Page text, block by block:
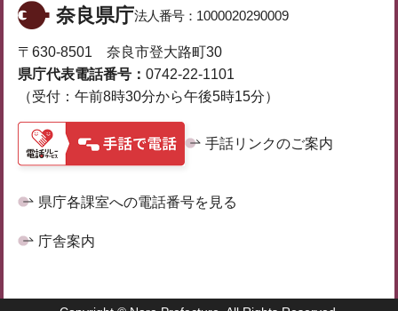
奈良県庁法人番号： 1000020290009
〒630-8501 奈良市登大路町30
県庁代表電話番号： 0742-22-1101
（受付：午前8時30分から午後5時15分）
手話リンクのご案内
県庁各課室への電話番号を見る
庁舎案内